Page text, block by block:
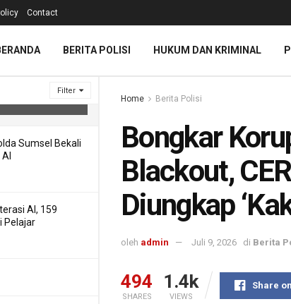
Filter
Pemicu
Sumsel Bekali
AI, 159
Pelajar
Contact
BERITA POLISI HUKUM DAN KRIMINAL
Home Berita Polisi
Bongkar
Blackout,
Diungkap
oleh admin Juli 9, 2026 di Berita
494
SHARES
1.4k
VIEWS
Share